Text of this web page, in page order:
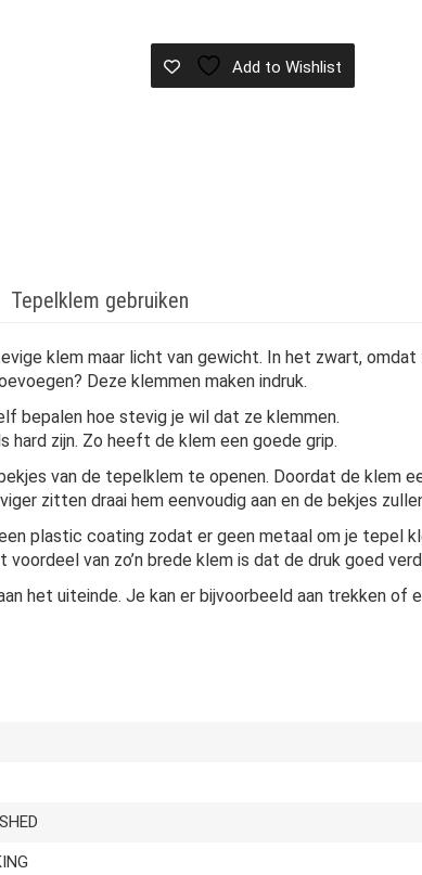
Add to Wishlist
Tepelklem gebruiken
klem maar licht van gewicht. In het zwart, omdat
Deze klemmen maken indruk.
bepalen hoe stevig je wil dat ze klemmen.
zijn. Zo heeft de klem een goede grip.
van de tepelklem te openen. Doordat de klem
zitten draai hem eenvoudig aan en de bekjes
een plastic coating zodat er geen metaal om je
van zo’n brede klem is dat de druk goed
het uiteinde. Je kan er bijvoorbeeld aan trekken of